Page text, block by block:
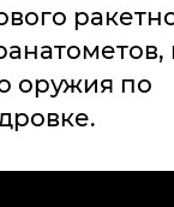
оружия по